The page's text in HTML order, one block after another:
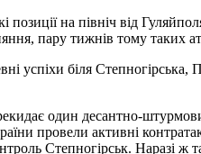
на північ від
пару тижнів тому таких
успіхи біля
один десантно-
провели активні
Степногірськ. Наразі